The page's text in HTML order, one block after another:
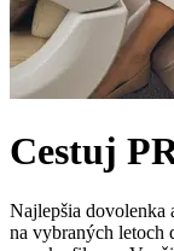
Cestuj
Najlepšia dovolenka
na vybraných letoch